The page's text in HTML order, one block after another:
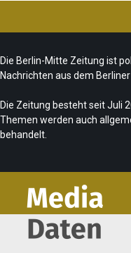
Die Berlin-Mitte Zeitung ist
Nachrichten aus dem
Die Zeitung besteht seit Juli
Themen werden auch
behandelt.